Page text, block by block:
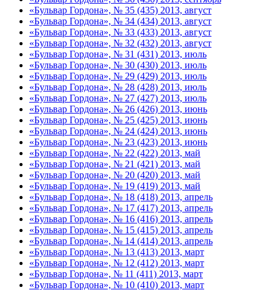
«Бульвар Гордона», № 35 (435) 2013, август
«Бульвар Гордона», № 34 (434) 2013, август
«Бульвар Гордона», № 33 (433) 2013, август
«Бульвар Гордона», № 32 (432) 2013, август
«Бульвар Гордона», № 31 (431) 2013, июль
«Бульвар Гордона», № 30 (430) 2013, июль
«Бульвар Гордона», № 29 (429) 2013, июль
«Бульвар Гордона», № 28 (428) 2013, июль
«Бульвар Гордона», № 27 (427) 2013, июль
«Бульвар Гордона», № 26 (426) 2013, июнь
«Бульвар Гордона», № 25 (425) 2013, июнь
«Бульвар Гордона», № 24 (424) 2013, июнь
«Бульвар Гордона», № 23 (423) 2013, июнь
«Бульвар Гордона», № 22 (422) 2013, май
«Бульвар Гордона», № 21 (421) 2013, май
«Бульвар Гордона», № 20 (420) 2013, май
«Бульвар Гордона», № 19 (419) 2013, май
«Бульвар Гордона», № 18 (418) 2013, апрель
«Бульвар Гордона», № 17 (417) 2013, апрель
«Бульвар Гордона», № 16 (416) 2013, апрель
«Бульвар Гордона», № 15 (415) 2013, апрель
«Бульвар Гордона», № 14 (414) 2013, апрель
«Бульвар Гордона», № 13 (413) 2013, март
«Бульвар Гордона», № 12 (412) 2013, март
«Бульвар Гордона», № 11 (411) 2013, март
«Бульвар Гордона», № 10 (410) 2013, март